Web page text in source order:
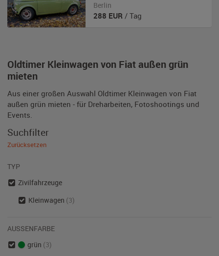
Oldtimer Kleinwagen von Fiat außen grün
mieten
Aus einer großen Auswahl Oldtimer Kleinwagen von Fiat
außen grün mieten - für Dreharbeiten, Fotoshootings und
Events.
Berlin
288 EUR / Tag
Suchfilter
Zurücksetzen
TYP
Zivilfahrzeuge
Kleinwagen (3)
AUSSENFARBE
grün (3)